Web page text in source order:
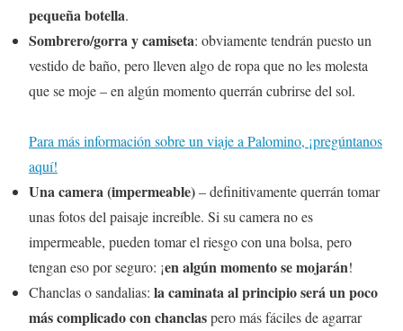
pequeña botella.
Sombrero/gorra y camiseta: obviamente tendrán puesto un
vestido de baño, pero lleven algo de ropa que no les molesta
que se moje – en algún momento querrán cubrirse del sol.
Para más información sobre un viaje a Palomino, ¡pregúntanos
aquí!
Una camera (impermeable)– definitivamente querrán tomar
unas fotos del paisaje increíble. Si su camera no es
impermeable, pueden tomar el riesgo con una bolsa, pero
tengan eso por seguro: ¡en algún momento se mojarán!
Chanclas o sandalias: la caminata al principio será un poco
más complicado con chanclaspero más fáciles de agarrar